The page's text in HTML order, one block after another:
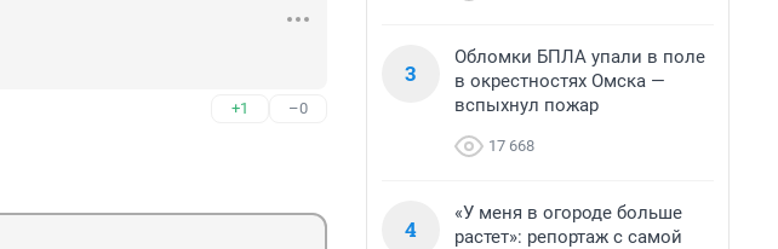
+1 –0
3
Обломки БПЛА упали в поле
в окрестностях Омска —
вспыхнул пожар
17 668
4
«У меня в огороде больше
растет»: репортаж с самой